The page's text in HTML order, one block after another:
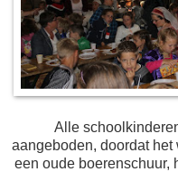
Alle
aangeboden, doordat
een oude boerenschuur,